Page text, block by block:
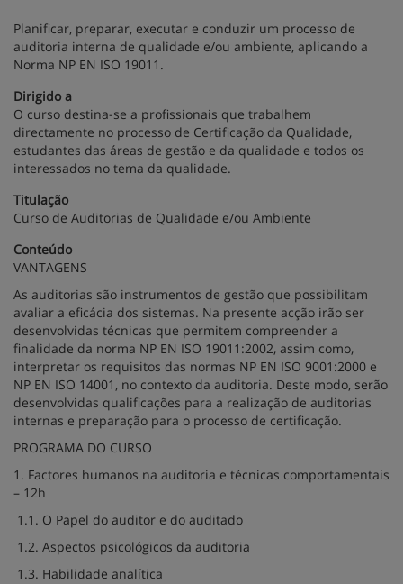
Planificar, preparar, executar e conduzir um processo de
auditoria interna de qualidade e/ou ambiente, aplicando a
Norma NP EN ISO 19011.
Dirigido a
O curso destina-se a profissionais que trabalhem
directamente no processo de Certificação da Qualidade,
estudantes das áreas de gestão e da qualidade e todos os
interessados no tema da qualidade.
Titulação
Curso de Auditorias de Qualidade e/ou Ambiente
Conteúdo
VANTAGENS
As auditorias são instrumentos de gestão que possibilitam
avaliar a eficácia dos sistemas. Na presente acção irão ser
desenvolvidas técnicas que permitem compreender a
finalidade da norma NP EN ISO 19011:2002, assim como,
interpretar os requisitos das normas NP EN ISO 9001:2000 e
NP EN ISO 14001, no contexto da auditoria. Deste modo, serão
desenvolvidas qualificações para a realização de auditorias
internas e preparação para o processo de certificação.
PROGRAMA DO CURSO
1. Factores humanos na auditoria e técnicas comportamentais
– 12h
1.1. O Papel do auditor e do auditado
1.2. Aspectos psicológicos da auditoria
1.3. Habilidade analítica